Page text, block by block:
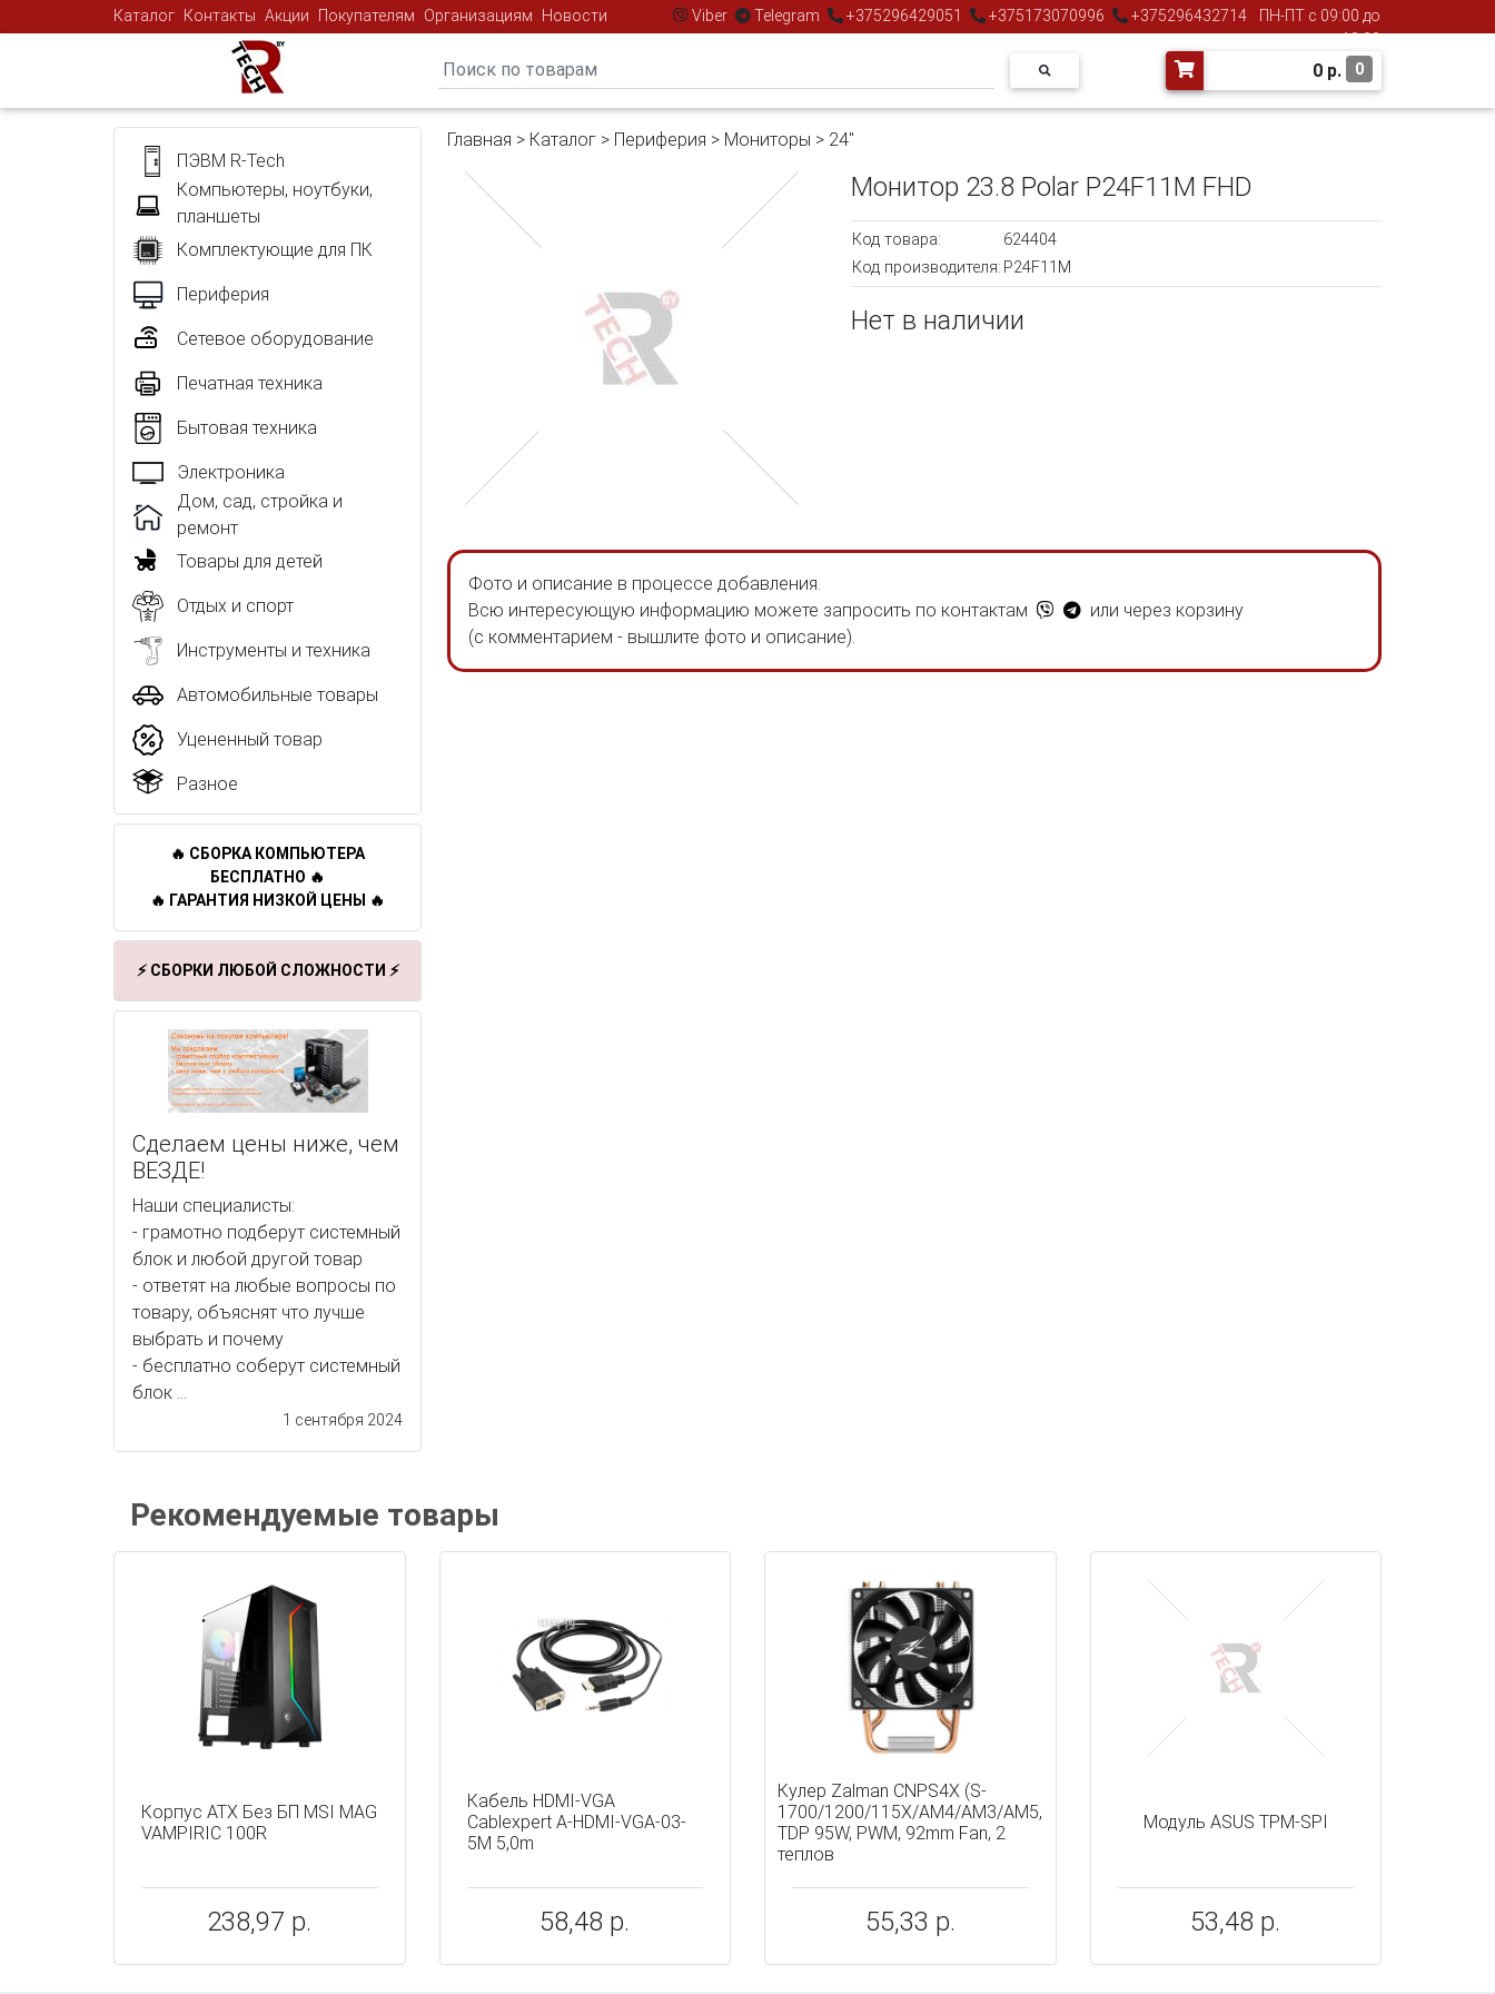
Каталог Контакты Акции Покупателям Организациям Новости Viber Telegram +375296429051 +375173070996 +375296432714
ПН-ПТ с 09:00 до
18:00
0 р. 0
ПЭВМ R-Tech
Компьютеры, ноутбуки,
планшеты
Комплектующие для ПК
Периферия
Сетевое оборудование
Печатная техника
Бытовая техника
Электроника
Дом, сад, стройка и
ремонт
Товары для детей
Отдых и спорт
Инструменты и техника
Автомобильные товары
Уцененный товар
Разное
🔥 СБОРКА КОМПЬЮТЕРА
БЕСПЛАТНО 🔥
🔥 ГАРАНТИЯ НИЗКОЙ ЦЕНЫ 🔥
⚡ СБОРКИ ЛЮБОЙ СЛОЖНОСТИ ⚡
Сделаем цены ниже, чем
ВЕЗДЕ!
Наши специалисты:
- грамотно подберут системный
блок и любой другой товар
- ответят на любые вопросы по
товару, объяснят что лучше
выбрать и почему
- бесплатно соберут системный
блок ...
1 сентября 2024
Главная > Каталог > Периферия > Мониторы > 24"
Монитор 23.8 Polar P24F11M FHD
Код товара:
624404
Код производителя: P24F11M
Нет в наличии
Фото и описание в процессе добавления.
Всю интересующую информацию можете запросить по контактам
или через корзину
(с комментарием - вышлите фото и описание).
Рекомендуемые товары
Корпус ATX Без БП MSI MAG
VAMPIRIC 100R
238,97 р.
Кабель HDMI-VGA
Cablexpert A-HDMI-VGA-03-
5M 5,0m
58,48 р.
Кулер Zalman CNPS4X (S-
1700/1200/115X/AM4/AM3/AM5,
TDP 95W, PWM, 92mm Fan, 2
теплов
55,33 р.
Модуль ASUS TPM-SPI
53,48 р.